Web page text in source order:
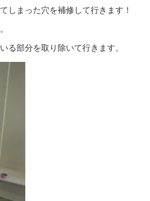
しまった穴を補修して行きます！
る部分を取り除いて行きます。